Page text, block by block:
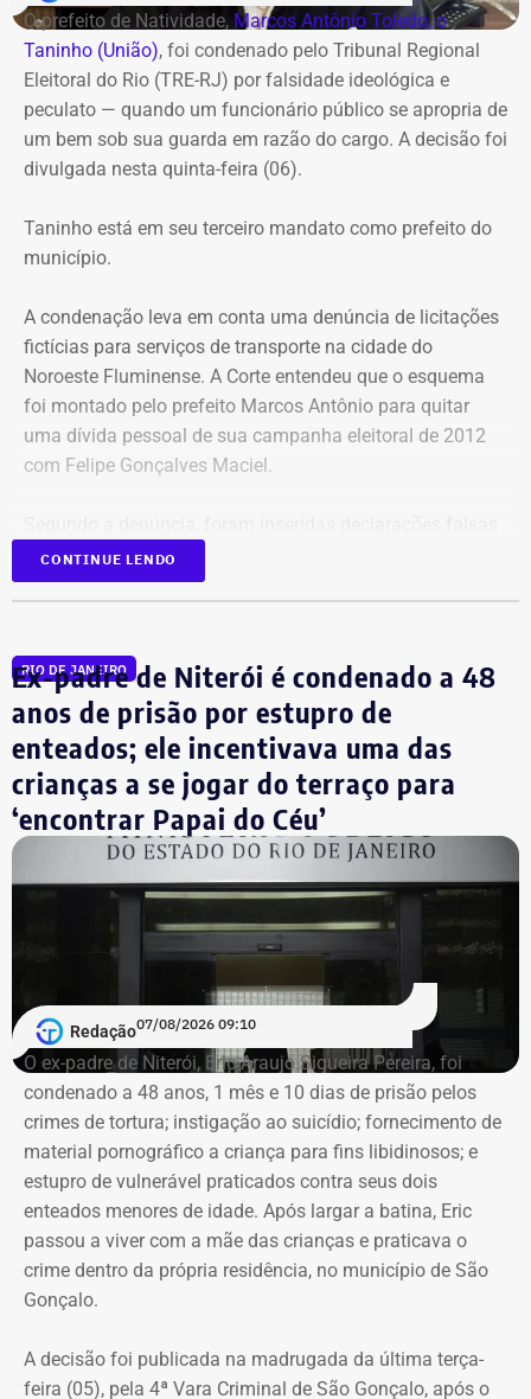
de decretos de reestruturação organizacional,
promovendo novos chefes de departamento, assessores
e assistentes técnicos.
Também na onda das nomeações, o Inea foi um dos
destinos da rodada de mudanças, com cinco novos
litoral e ações na Baía de Guanabara e Região dos Lagos
—, e apenas uma exoneração registrada. Além disso, o
Costa dos Santos na Diretoria de Segurança da
Informação do Proderj, e a reorganização da Corregedoria
do Ceperj, com a nomeação de Jair Sá de Jesus.
O prefeito de Natividade, Marcos Antônio Toledo, o
Taninho (União), foi condenado pelo Tribunal Regional
Eleitoral do Rio (TRE-RJ) por falsidade ideológica e
peculato — quando um funcionário público se apropria de
um bem sob sua guarda em razão do cargo. A decisão foi
divulgada nesta quinta-feira (06).
Taninho está em seu terceiro mandato como prefeito do
município.
A condenação leva em conta uma denúncia de licitações
fictícias para serviços de transporte na cidade do
Noroeste Fluminense. A Corte entendeu que o esquema
foi montado pelo prefeito Marcos Antônio para quitar
uma dívida pessoal de sua campanha eleitoral de 2012
com Felipe Gonçalves Maciel.
em notas de empenho e efetuados pagamentos com
dinheiro público por serviços que não foram prestados,
Os desembargadores eleitorais entenderam que as
provas apresentadas foram consideradas suficientes
para manter a condenação da primeira instância, ainda
cabendo recurso e, enquanto isso, Taninho permanece
ocupando o cargo.
A condenação para o prefeito foi de quatro anos, onze
meses e três dias de reclusão, além de nove dias-multa, a
ser cumprida em regime inicial semiaberto. Já para Felipe
Maciel, a condenação foi de um ano e dois meses de
reclusão, em regime inicial aberto, além de onze dias-
multa, com a substituição da pena privativa de liberdade
por duas restritivas de direitos.
Taninho teve seu mandato cassado
em 2015
Em 2012, Taninho foi reeleito, disputando o cargo pelo
PSD. Sua primeira vitória nas urnas se deu em 2008, pelo
PSDB.
Mendonça, foram cassados após uma decisão do
Tribunal Superior Eleitoral (TSE) apontar que o prefeito
CONTINUE LENDO
RIO DE JANEIRO
Ex-padre de Niterói é condenado a 48
anos de prisão por estupro de
enteados; ele incentivava uma das
crianças a se jogar do terraço para
‘encontrar Papai do Céu’
Redação07/08/2026 09:10
O ex-padre de Niterói, Eric Araujo Siqueira Pereira, foi
condenado a 48 anos, 1 mês e 10 dias de prisão pelos
crimes de tortura; instigação ao suicídio; fornecimento de
material pornográfico a criança para fins libidinosos; e
estupro de vulnerável praticados contra seus dois
enteados menores de idade. Após largar a batina, Eric
passou a viver com a mãe das crianças e praticava o
crime dentro da própria residência, no município de São
Gonçalo.
A decisão foi publicada na madrugada da última terça-
feira (05), pela 4ª Vara Criminal de São Gonçalo, após o